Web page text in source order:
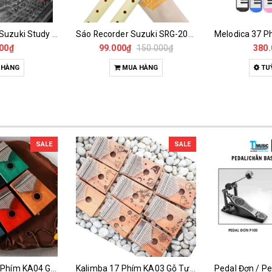
150.000₫
HÀNG
380.000₫
TUỲ CHỌN
SALE
Kalimba 17 Phím KA03 Gỗ Tự Nhiên – Đàn Thumb Piano Khắc Họa Tiết Full Phụ Kiện Pedal Đơn / Pedal Đôi Trống Asanasi P-100 / P-500 – Chân Bass Trống Bền Bỉ, Độ Nhạy Cao